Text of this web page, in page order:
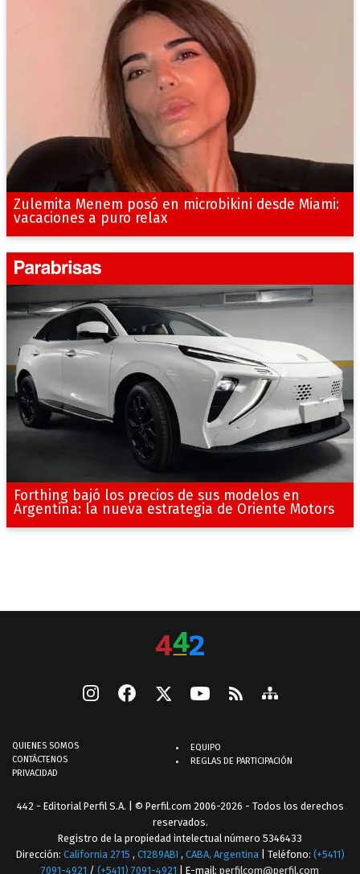
Zulemita Menem posó en microbikini desde Miami:
vacaciones a puro relax
Forthing bajó los precios de sus modelos en
Argentina: la nueva estrategia de Oriente Motors
QUIENES SOMOS
CONTÁCTENOS
PRIVACIDAD
EQUIPO
REGLAS DE PARTICIPACIÓN
442 - Editorial Perfil S.A. | © Perfil.com 2006-2026 - Todos los derechos
reservados.
Registro de la propiedad intelectual número 5346433
Dirección: California 2715 , C1289ABI , CABA, Argentina | Teléfono: (+5411)
7091-4921 / (+5411) 7091-4921 | E-mail: perfilcom@perfil.com